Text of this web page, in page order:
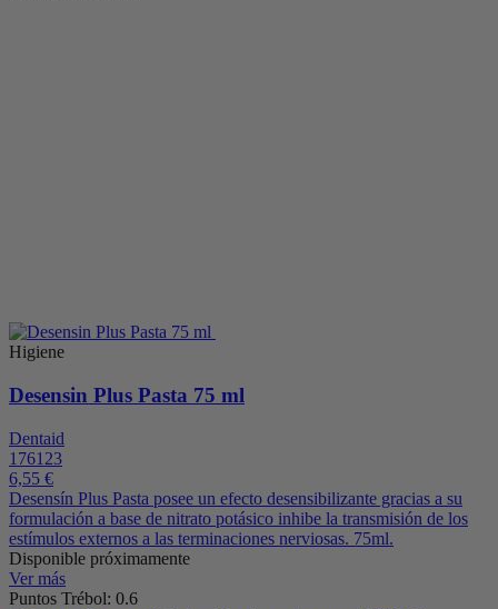
Higiene
Desensin Plus Pasta 75 ml
Dentaid
176123
6,55 €
Desensín Plus Pasta posee un efecto desensibilizante gracias a su
formulación a base de nitrato potásico inhibe la transmisión de los
estímulos externos a las terminaciones nerviosas. 75ml.
Disponible próximamente
Ver más
Puntos Trébol: 0.6